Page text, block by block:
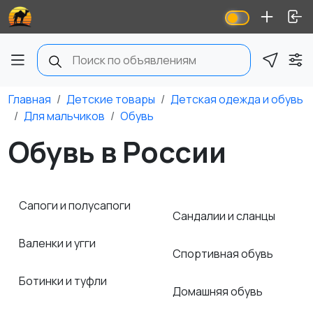
Главная Детские товары
Детская одежда и обувь
Для мальчиков
Обувь
Обувь в России
Сапоги и полусапоги
Валенки и угги
Ботинки и туфли
Сандалии и сланцы
Спортивная обувь
Домашняя обувь